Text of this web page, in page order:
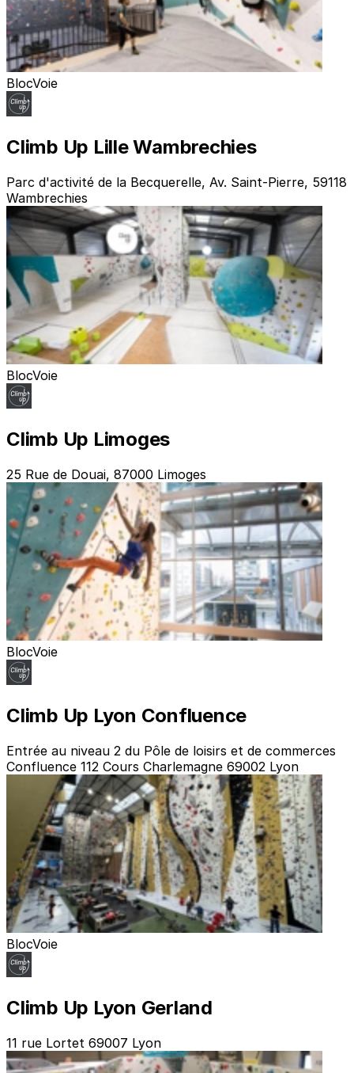
BlocVoie
Climb Up Lille Wambrechies
Parc d'activité de la Becquerelle, Av. Saint-Pierre, 59118
Wambrechies
BlocVoie
Climb Up Limoges
25 Rue de Douai, 87000 Limoges
BlocVoie
Climb Up Lyon Confluence
Entrée au niveau 2 du Pôle de loisirs et de commerces
Confluence 112 Cours Charlemagne 69002 Lyon
BlocVoie
Climb Up Lyon Gerland
11 rue Lortet 69007 Lyon